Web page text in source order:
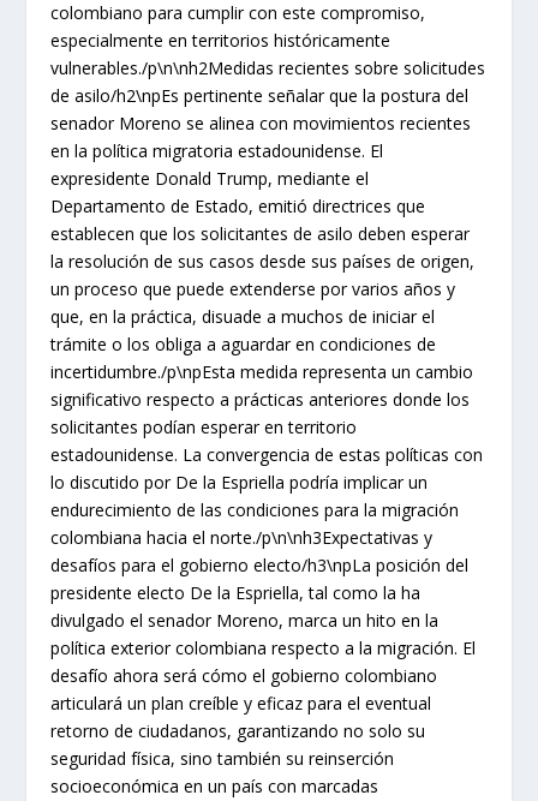
colombiano para cumplir con este compromiso,
especialmente en territorios históricamente
vulnerables./p\n\nh2Medidas recientes sobre solicitudes
de asilo/h2\npEs pertinente señalar que la postura del
senador Moreno se alinea con movimientos recientes
en la política migratoria estadounidense. El
expresidente Donald Trump, mediante el
Departamento de Estado, emitió directrices que
establecen que los solicitantes de asilo deben esperar
la resolución de sus casos desde sus países de origen,
un proceso que puede extenderse por varios años y
que, en la práctica, disuade a muchos de iniciar el
trámite o los obliga a aguardar en condiciones de
incertidumbre./p\npEsta medida representa un cambio
significativo respecto a prácticas anteriores donde los
solicitantes podían esperar en territorio
estadounidense. La convergencia de estas políticas con
lo discutido por De la Espriella podría implicar un
endurecimiento de las condiciones para la migración
colombiana hacia el norte./p\n\nh3Expectativas y
desafíos para el gobierno electo/h3\npLa posición del
presidente electo De la Espriella, tal como la ha
divulgado el senador Moreno, marca un hito en la
política exterior colombiana respecto a la migración. El
desafío ahora será cómo el gobierno colombiano
articulará un plan creíble y eficaz para el eventual
retorno de ciudadanos, garantizando no solo su
seguridad física, sino también su reinserción
socioeconómica en un país con marcadas